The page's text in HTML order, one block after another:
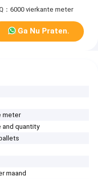
：6000 vierkante meter
Ga Nu Praten.
meter
and quantity
maand